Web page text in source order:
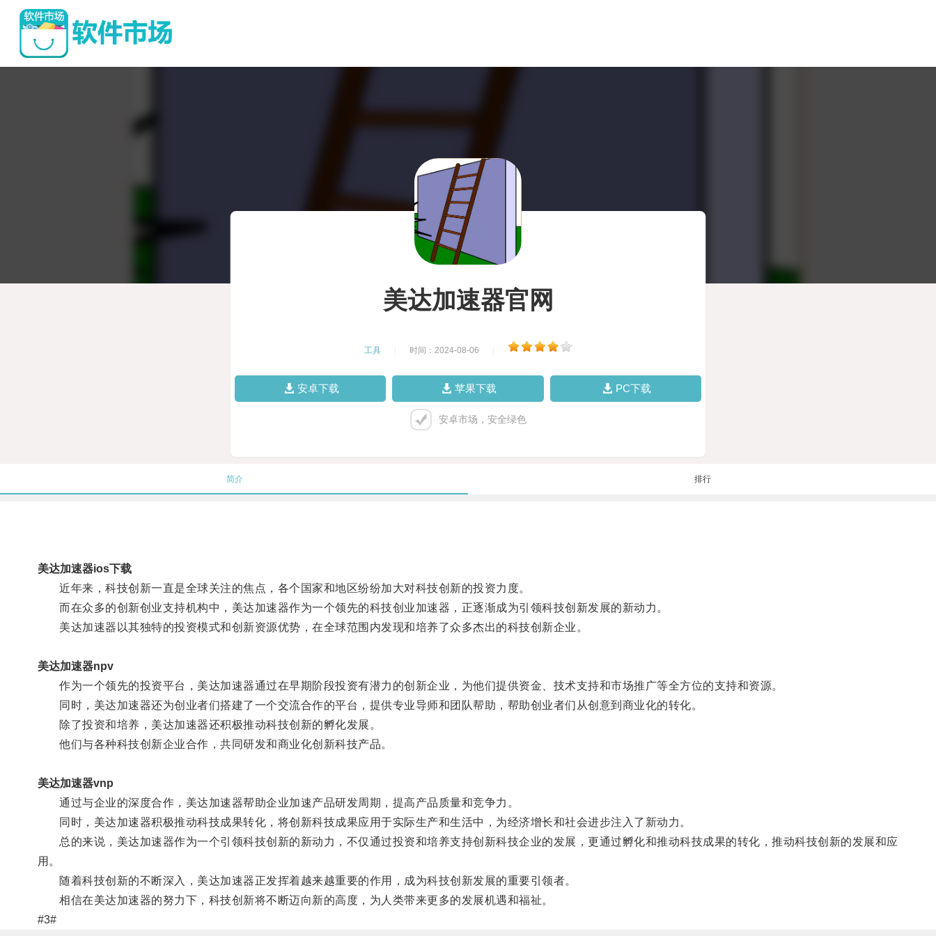
美达加速器官网
工具 时间：2024-08-06
安卓下载 苹果下载 PC下载
安卓市场，安全绿色
简介 排行
美达加速器ios下载
近年来，科技创新一直是全球关注的焦点，各个国家和地区纷纷加大对科技创新的投资力度。
而在众多的创新创业支持机构中，美达加速器作为一个领先的科技创业加速器，正逐渐成为引领科技创新发展的新动力。
美达加速器以其独特的投资模式和创新资源优势，在全球范围内发现和培养了众多杰出的科技创新企业。
美达加速器npv
作为一个领先的投资平台，美达加速器通过在早期阶段投资有潜力的创新企业，为他们提供资金、技术支持和市场推广等全方位的支持和资源。
同时，美达加速器还为创业者们搭建了一个交流合作的平台，提供专业导师和团队帮助，帮助创业者们从创意到商业化的转化。
除了投资和培养，美达加速器还积极推动科技创新的孵化发展。
他们与各种科技创新企业合作，共同研发和商业化创新科技产品。
美达加速器vnp
通过与企业的深度合作，美达加速器帮助企业加速产品研发周期，提高产品质量和竞争力。
同时，美达加速器积极推动科技成果转化，将创新科技成果应用于实际生产和生活中，为经济增长和社会进步注入了新动力。
总的来说，美达加速器作为一个引领科技创新的新动力，不仅通过投资和培养支持创新科技企业的发展，更通过孵化和推动科技成果的转化，推动科技创新的发展和应
用。
随着科技创新的不断深入，美达加速器正发挥着越来越重要的作用，成为科技创新发展的重要引领者。
相信在美达加速器的努力下，科技创新将不断迈向新的高度，为人类带来更多的发展机遇和福祉。
#3#